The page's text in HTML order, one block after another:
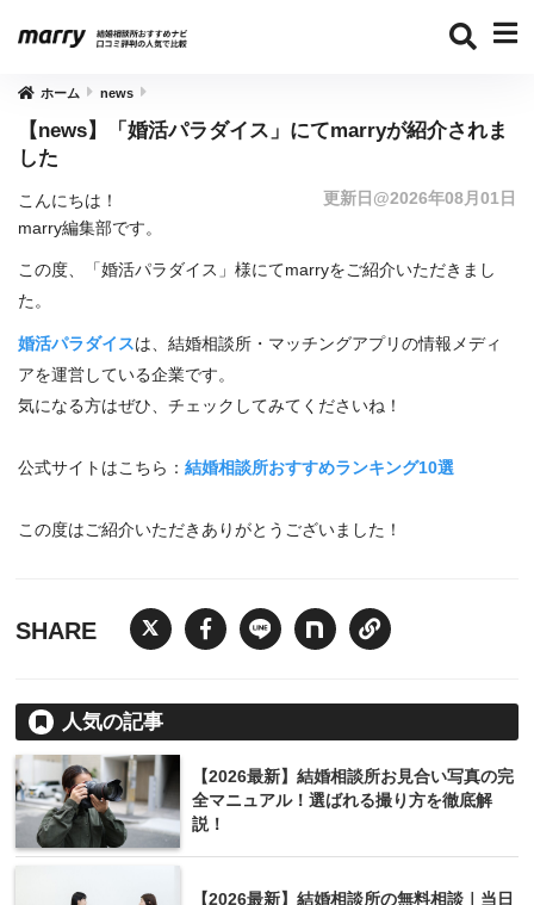
ホーム news
【news】「婚活パラダイス」にてmarryが紹介されま
した
更新日@2026年08月01日
こんにちは！
marry編集部です。
この度、「婚活パラダイス」様にてmarryをご紹介いただきまし
た。
婚活パラダイスは、結婚相談所・マッチングアプリの情報メディ
アを運営している企業です。
気になる方はぜひ、チェックしてみてくださいね！
公式サイトはこちら： 結婚相談所おすすめランキング10選
この度はご紹介いただきありがとうございました！
SHARE
人気の記事
【2026最新】結婚相談所お見合い写真の完
全マニュアル！選ばれる撮り方を徹底解
説！
【2026最新】結婚相談所の無料相談｜当日